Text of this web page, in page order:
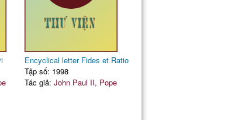
Encyclical letter Fides et Ratio
Tập số: 1998
Tác giả: John Paul II, Pope